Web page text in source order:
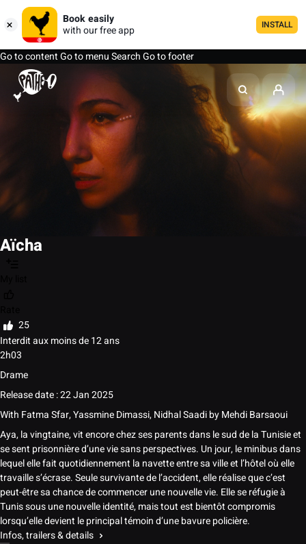
Book easily
with our free app
INSTALL
Go to contentGo to menuSearchGo to footer
Aïcha
25
Interdit aux moins de 12 ans
2h03
Drame
Release date : 22 Jan 2025
With Fatma Sfar, Yassmine Dimassi, Nidhal SaadibyMehdi Barsaoui
Aya, la vingtaine, vit encore chez ses parents dans le sud de la Tunisie et
se sent prisonnière d’une vie sans perspectives. Un jour, le minibus dans
lequel elle fait quotidiennement la navette entre sa ville et l’hôtel où elle
travaille s’écrase. Seule survivante de l’accident, elle réalise que c’est
peut-être sa chance de commencer une nouvelle vie. Elle se réfugie à
Tunis sous une nouvelle identité, mais tout est bientôt compromis
lorsqu’elle devient le principal témoin d’une bavure policière.
Infos, trailers & details